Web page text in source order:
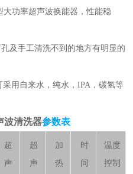
大功率超声波换能器 ，性能稳
及手工清洗不到的地方有明显的
采用自来水，纯水，IPA，碳氢等
波清洗器参数表
超
声
超
声
加
热
时
间
温度
控制